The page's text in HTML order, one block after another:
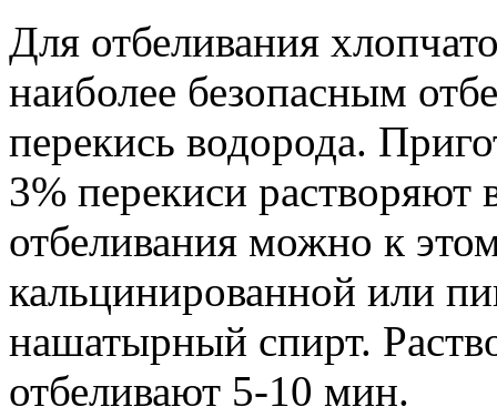
Для отбеливания
наиболее безопасным
перекись водорода.
3% перекиси растворяют
отбеливания можно к
кальцинированной или
нашатырный спирт.
отбеливают 5-10 мин.